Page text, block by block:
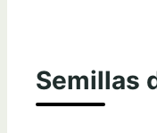
Semillas